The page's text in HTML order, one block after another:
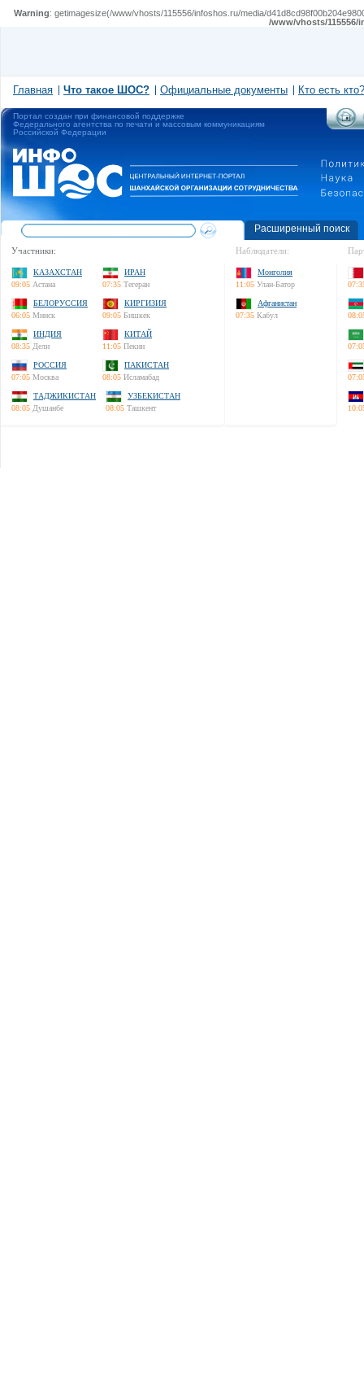
Warning: getimagesize(/www/vhosts/115556/infoshos.ru/media/
/www/vhosts/
Главная Что такое ШОС? Официальные документы Кто есть кто?
Портал создан при финансовой поддержке
Федерального агентства по печати и массовым коммуникациям
Российской Федерации
Расширенный поиск
Участники:
КАЗАХСТАН
09:05 Астана
ИРАН
07:35 Тегеран
БЕЛОРУССИЯ
06:05 Минск
КИРГИЗИЯ
09:05 Бишкек
ИНДИЯ
08:35 Дели
КИТАЙ
11:05 Пекин
РОССИЯ
07:05 Москва
ПАКИСТАН
08:05 Исламабад
ТАДЖИКИСТАН
08:05 Душанбе
УЗБЕКИСТАН
08:05 Ташкент
Наблюдатели:
Монголия
11:05 Улан-Батор
Афганистан
07:35 Кабул